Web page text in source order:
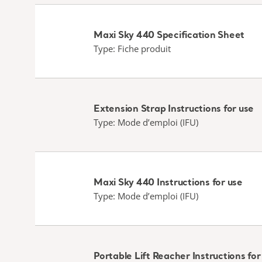
Maxi Sky 440 Specification Sheet
Type: Fiche produit
Extension Strap Instructions for use
Type: Mode d’emploi (IFU)
Maxi Sky 440 Instructions for use
Type: Mode d’emploi (IFU)
Portable Lift Reacher Instructions for